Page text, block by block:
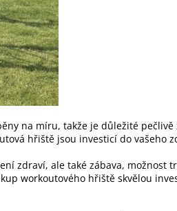
na míru, takže je důležité pečlivě
hřiště jsou investicí do vašeho
zdraví, ale také zábava, možnost
workoutového hřiště skvělou